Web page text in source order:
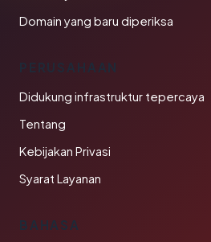
Domain yang baru diperiksa
PERUSAHAAN
Didukung infrastruktur tepercaya
Tentang
Kebijakan Privasi
Syarat Layanan
BAHASA